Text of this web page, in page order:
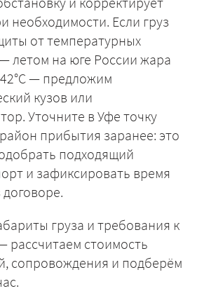
необходимости. Если груз
от температурных
летом на юге России жара
— предложим
кузов или
Уточните в Уфе точку
прибытия заранее: это
подходящий
и зафиксировать время
груза и требования к
рассчитаем стоимость
сопровождения и подберём
+7 (499) 520-05-23
ЗАКАЗАТЬ